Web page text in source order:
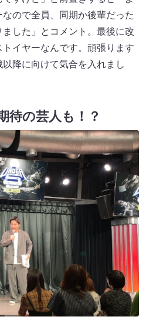
ので全員、同期か後輩だった
した」とコメント。最後に改
イヤーなんです。頑張ります
降に向けて気合を入れまし
待の芸人も！？